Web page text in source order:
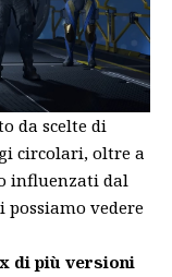
da scelte di
circolari, oltre a
influenzati dal
possiamo vedere
di più versioni